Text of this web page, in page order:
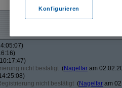
nicht bestätigt (Nagelfar am
nicht bestätigt (Nagelfar am
Konfigurieren